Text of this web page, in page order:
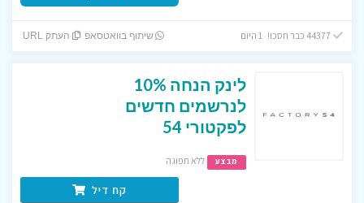
שיתוף בוואטסאפ העתק URL
לינק הנחה 10%
לנרשמים חדשים
לפקטורי 54
מבצע ללא תפוגה
קח דיל